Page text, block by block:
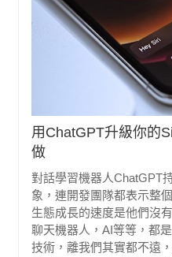
用ChatGPT升級你的
做
對話學習機器人ChatGPT
象，連開發團隊都表示整
生態成長的速度是他們沒
聊天機器人，AI等等，都
技術，離我們其實都不遠